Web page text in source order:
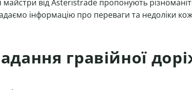
майстри від Asteristrade пропонують
інформацію про переваги та недоліки
гравійної